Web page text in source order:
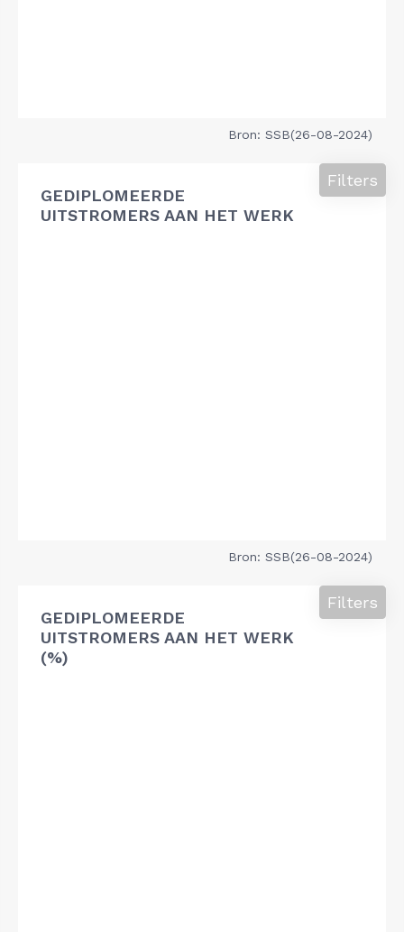
Bron: SSB(26-08-2024)
GEDIPLOMEERDE
UITSTROMERS AAN HET WERK
Filters
Bron: SSB(26-08-2024)
GEDIPLOMEERDE
UITSTROMERS AAN HET WERK
(%)
Filters